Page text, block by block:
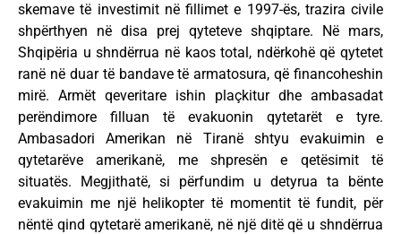
skemave të investimit në fillimet e 1997-ës, trazira civile
shpërthyen në disa prej qyteteve shqiptare. Në mars,
Shqipëria u shndërrua në kaos total, ndërkohë që qytetet
ranë në duar të bandave të armatosura, që financoheshin
mirë. Armët qeveritare ishin plaçkitur dhe ambasadat
perëndimore filluan të evakuonin qytetarët e tyre.
Ambasadori Amerikan në Tiranë shtyu evakuimin e
qytetarëve amerikanë, me shpresën e qetësimit të
situatës. Megjithatë, si përfundim u detyrua ta bënte
evakuimin me një helikopter të momentit të fundit, për
nëntë qind qytetarë amerikanë, në një ditë që u shndërrua